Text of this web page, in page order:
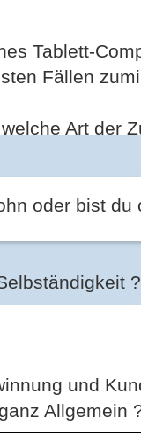
Tablett-
Fällen
Art der
oder bist
?
und
Allgemein